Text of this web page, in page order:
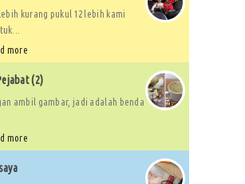
kurang pukul 12 lebih kami
more
(2)
ambil gambar, jadi adalah benda
more